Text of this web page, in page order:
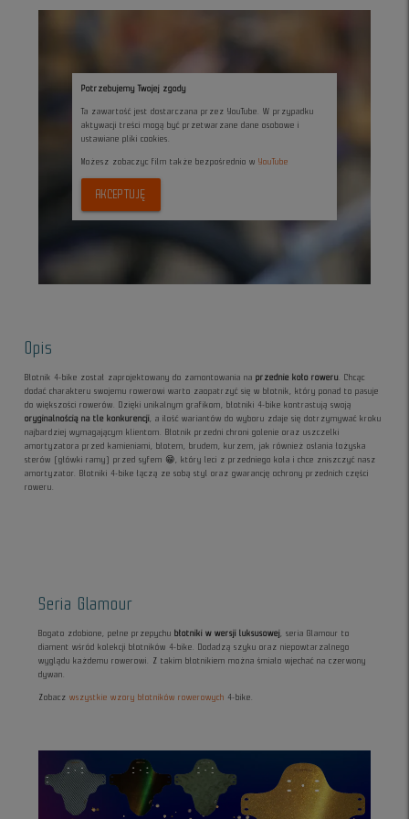
Potrzebujemy Twojej zgody
Ta zawartość jest dostarczana przez YouTube. W przypadku
aktywacji treści mogą być przetwarzane dane osobowe i
ustawiane pliki cookies.
Możesz zobaczyc film także bezpośrednio w YouTube
AKCEPTUJĘ
Opis
Błotnik 4-bike został zaprojektowany do zamontowania naprzednie koło roweru
. Chcąc
dodać charakteru swojemu rowerowi warto zaopatrzyć się w błotnik, który ponad to pasuje
do większości rowerów. Dzięki unikalnym grafikom, błotniki 4-bike kontrastują swoją
oryginalnością na tle konkurencji
, a ilość wariantów do wyboru zdaje się dotrzymywać kroku
najbardziej wymagającym klientom. Błotnik przedni chroni golenie oraz uszczelki
amortyzatora przed kamieniami, błotem, brudem, kurzem, jak również osłania łożyska
sterów (główki ramy) przed syfem 😁, który leci z przedniego koła i chce zniszczyć nasz
amortyzator. Błotniki 4-bike łączą ze sobą styl oraz gwarancję ochrony przednich części
roweru.
Seria Glamour
Bogato zdobione, pełne przepychu błotniki w wersji luksusowej
, seria Glamour to
diament wśród kolekcji błotników 4-bike. Dodadzą szyku oraz niepowtarzalnego
wyglądu każdemu rowerowi. Z takim błotnikiem można śmiało wjechać na czerwony
dywan.
Zobaczwszystkie wzory błotników rowerowych 4-bike.